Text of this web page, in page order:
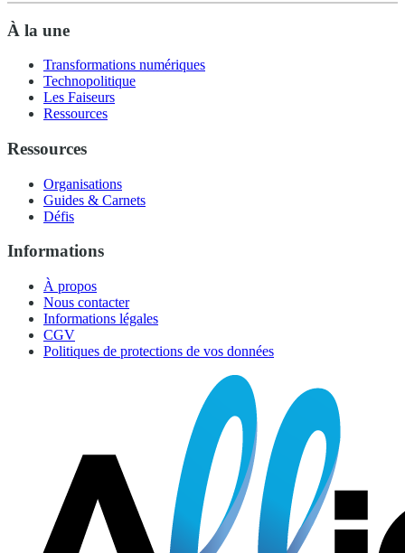
À la une
Transformations numériques
Technopolitique
Les Faiseurs
Ressources
Ressources
Organisations
Guides & Carnets
Défis
Informations
À propos
Nous contacter
Informations légales
CGV
Politiques de protections de vos données